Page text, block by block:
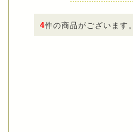
4件の商品がございます。